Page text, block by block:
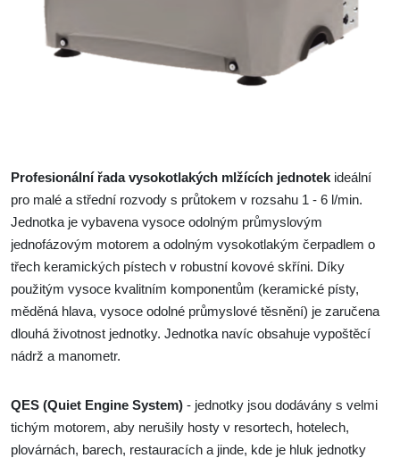
Profesionální řada vysokotlakých mlžících jednotek ideální
pro malé a střední rozvody s průtokem v rozsahu 1 - 6 l/min.
Jednotka je vybavena vysoce odolným průmyslovým
jednofázovým motorem a odolným vysokotlakým čerpadlem o
třech keramických pístech v robustní kovové skříni. Díky
použitým vysoce kvalitním komponentům (keramické písty,
měděná hlava, vysoce odolné průmyslové těsnění) je zaručena
dlouhá životnost jednotky. Jednotka navíc obsahuje vypoštěcí
nádrž a manometr.
QES (Quiet Engine System) - jednotky jsou dodávány s velmi
tichým motorem, aby nerušily hosty v resortech, hotelech,
plovárnách, barech, restauracích a jinde, kde je hluk jednotky